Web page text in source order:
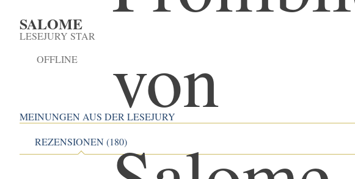
SALOME
LESEJURY STAR
OFFLINE
MEINUNGEN AUS DER LESEJURY
REZENSIONEN (180)